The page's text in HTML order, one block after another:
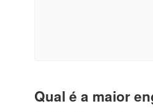
Qual é a maior